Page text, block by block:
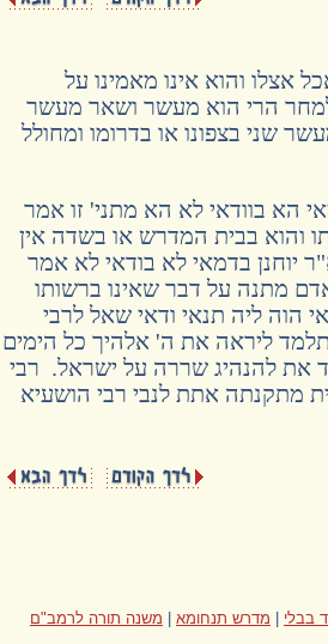
אצלו והוא אינו מאמינו על
הרי הוא מעשר ושאר מעשר
שני בצפונו או בדרומו ומחולל
הא בוודאי לא הא מתני' זו אמר
והוא בבית המדרש או בשדה אין
יוחנן בדמאי לא בודאי לא אמר
מתנה על דבר שאינו ברשותו
הוה ליה תנאי ודאי שאל לרבי
ליראה את ה' אלהיך כל הימים
את להנהיג שררה על ישראל. רבי
מתקנתה אתת לנבי רבי הושעיא
בבלי מדרש תנחומא משנה תורה לרמב"ם